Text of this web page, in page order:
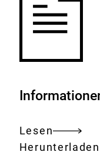
Lesen
Gesamtes
Download:
Herunterladen